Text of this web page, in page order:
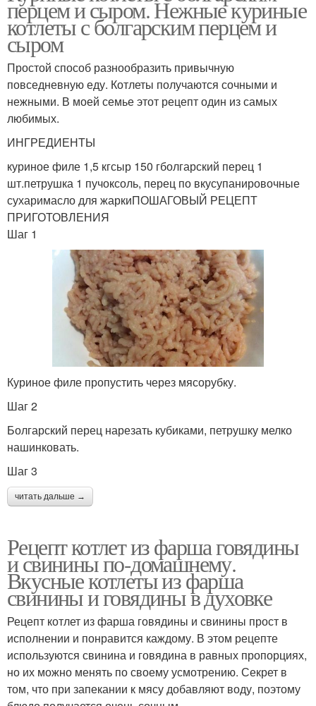
перцем и сыром. Нежные куриные
котлеты с болгарским перцем и
сыром
Простой способ разнообразить привычную
повседневную еду. Котлеты получаются сочными и
нежными. В моей семье этот рецепт один из самых
любимых.
ИНГРЕДИЕНТЫ
куриное филе 1,5 кгсыр 150 гболгарский перец 1
шт.петрушка 1 пучоксоль, перец по вкусупанировочные
сухаримасло для жаркиПОШАГОВЫЙ РЕЦЕПТ
ПРИГОТОВЛЕНИЯ
Шаг 1
Куриное филе пропустить через мясорубку.
Шаг 2
Болгарский перец нарезать кубиками, петрушку мелко
нашинковать.
Шаг 3
читать дальше →
Рецепт котлет из фарша говядины
и свинины по-домашнему.
Вкусные котлеты из фарша
свинины и говядины в духовке
Рецепт котлет из фарша говядины и свинины прост в
исполнении и понравится каждому. В этом рецепте
используются свинина и говядина в равных пропорциях,
но их можно менять по своему усмотрению. Секрет в
том, что при запекании к мясу добавляют воду, поэтому